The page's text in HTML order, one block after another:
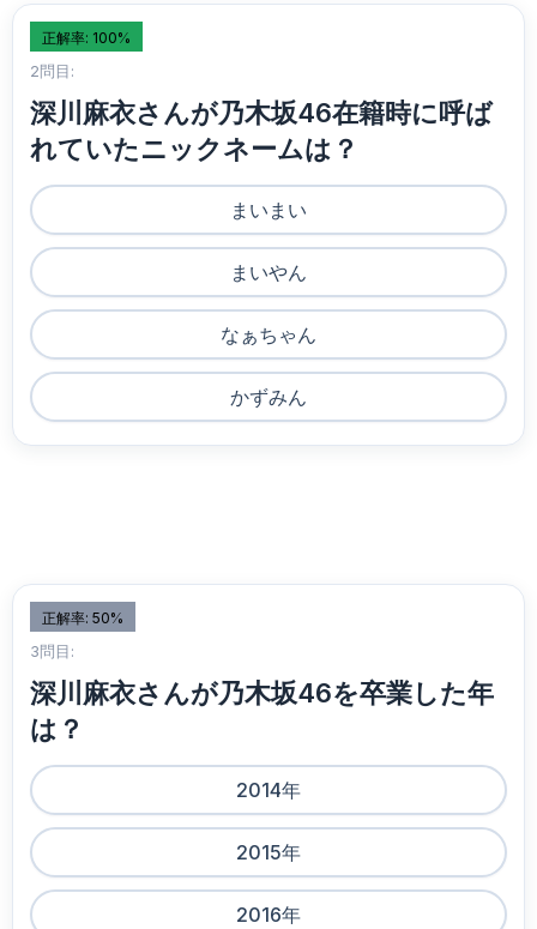
正解率: 100%
2問目:
深川麻衣さんが乃木坂46在籍時に呼ば
れていたニックネームは？
まいまい
まいやん
なぁちゃん
かずみん
正解率: 50%
3問目:
深川麻衣さんが乃木坂46を卒業した年
は？
2014年
2015年
2016年